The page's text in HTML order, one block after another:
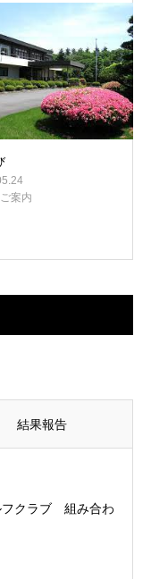
案内
結果報告
フクラブ 組み合わ